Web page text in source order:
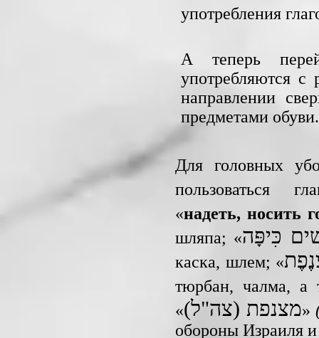
употребления
А теперь
употребляются с
направлении
предметами обуви.
Для головных
пользоваться
«надеть, носить
шляпа; «כִּיפָּה
каска, шлем; «
тюрбан, чалма, а
« (מצנפת (צה"ל»
обороны Израиля и